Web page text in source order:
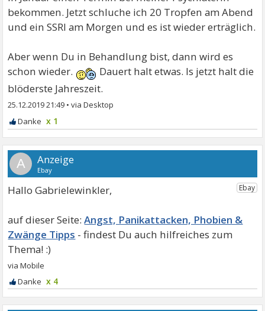
bekommen. Jetzt schluche ich 20 Tropfen am Abend
und ein SSRI am Morgen und es ist wieder erträglich.
Aber wenn Du in Behandlung bist, dann wird es
schon wieder.
Dauert halt etwas. Is jetzt halt die
blöderste Jahreszeit.
25.12.2019 21:49 •
x 1
A
Hallo Gabrielewinkler,
Angst, Panikattacken, Phobien &
Zwänge Tipps
x 4